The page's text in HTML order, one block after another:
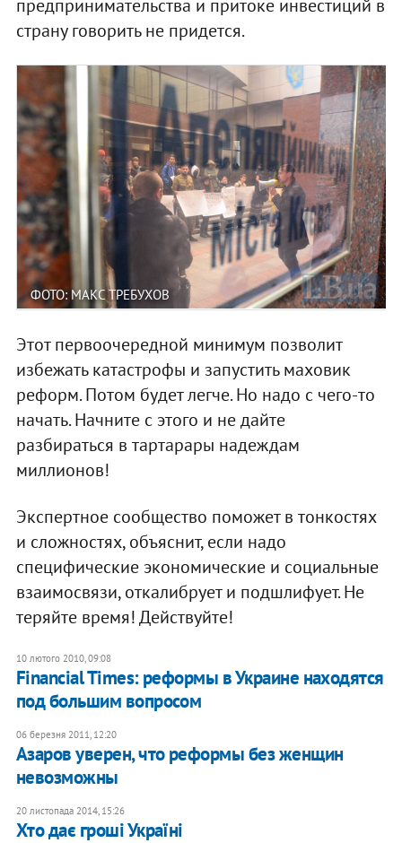
предпринимательства и притоке инвестиций в
страну говорить не придется.
ФОТО: МАКС ТРЕБУХОВ
Этот первоочередной минимум позволит
избежать катастрофы и запустить маховик
реформ. Потом будет легче. Но надо с чего-то
начать. Начните с этого и не дайте
разбираться в тартарары надеждам
миллионов!
Экспертное сообщество поможет в тонкостях
и сложностях, объяснит, если надо
специфические экономические и социальные
взаимосвязи, откалибрует и подшлифует. Не
теряйте время! Действуйте!
10 лютого 2010, 09:08
Financial Times: реформы в Украине находятся
под большим вопросом
06 березня 2011, 12:20
Азаров уверен, что реформы без женщин
невозможны
20 листопада 2014, 15:26
Хто дає гроші Україні